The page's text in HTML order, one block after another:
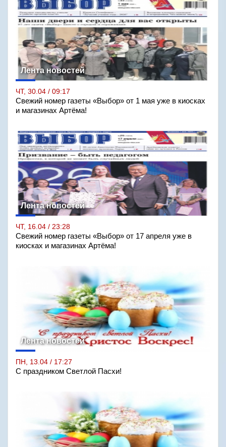
Лента новостей
ЧТ, 30.04 / 09:17
Свежий номер газеты «Выбор» от 1 мая уже в киосках
и магазинах Артёма!
Лента новостей
ЧТ, 16.04 / 23:28
Свежий номер газеты «Выбор» от 17 апреля уже в
киосках и магазинах Артёма!
Лента новостей
ПН, 13.04 / 17:27
С праздником Светлой Пасхи!